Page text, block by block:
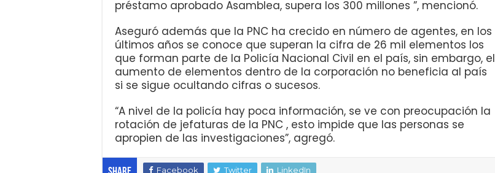
préstamo aprobado Asamblea, supera los 300 millones ”, mencionó.
Aseguró además que la PNC ha crecido en número de agentes, en los
últimos años se conoce que superan la cifra de 26 mil elementos los
que forman parte de la Policía Nacional Civil en el país, sin embargo, el
aumento de elementos dentro de la corporación no beneficia al país
si se sigue ocultando cifras o sucesos.
“A nivel de la policía hay poca información, se ve con preocupación la
rotación de jefaturas de la PNC , esto impide que las personas se
apropien de las investigaciones”, agregó.
Facebook Twitter LinkedIn